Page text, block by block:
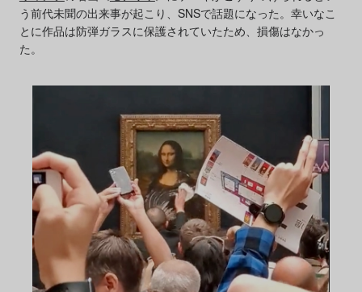
う前代未聞の出来事が起こり、SNSで話題になった。幸いなこ
とに作品は防弾ガラスに保護されていたため、損傷はなかっ
た。